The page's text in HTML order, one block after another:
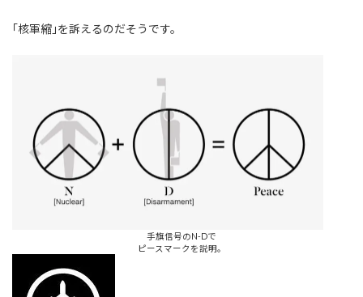
｢核軍縮｣を訴えるのだそうです。
手旗信号のN-Dで
ピースマークを説明。